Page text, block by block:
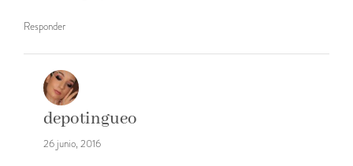
Responder
depotingueo
26 junio, 2016